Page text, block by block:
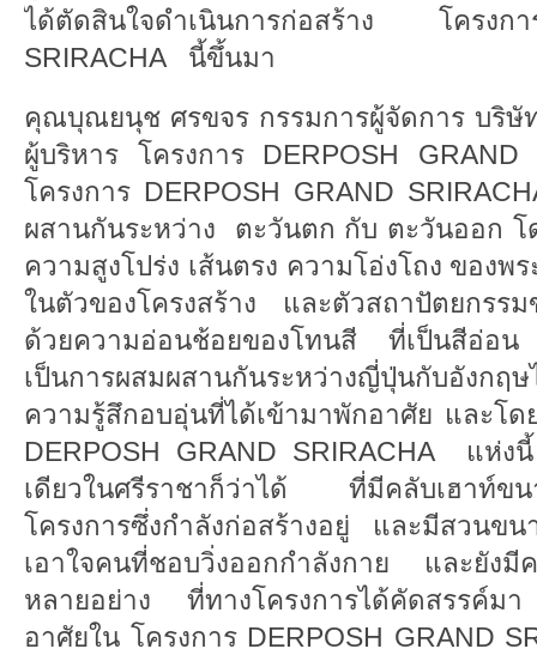
ได้ตัดสินใจดำเนินการก่อสร้าง โครงก
SRIRACHA นี้ขึ้นมา
คุณบุณยนุช ศรขจร กรรมการผู้จัดการ บริ
ผู้บริหาร โครงการ DERPOSH
โครงการ DERPOSH GRAND
ผสานกันระหว่าง ตะวันตก กับ ตะวันออก โ
ความสูงโปร่ง เส้นตรง ความโอ่งโถง ของพ
ในตัวของโครงสร้าง และตัวสถาปัตยกรร
ด้วยความอ่อนช้อยของโทนสี ที่เป็นสีอ่อน
เป็นการผสมผสานกันระหว่างญี่ปุ่นกับอังก
ความรู้สึกอบอุ่นที่ได้เข้ามาพักอาศัย และโ
DERPOSH GRAND SRIRACHA แห่ง
เดียวในศรีราชาก็ว่าได้ ที่มีคลับเฮาท์
โครงการซึ่งกำลังก่อสร้างอยู่ และมีสวน
เอาใจคนที่ชอบวิ่งออกกำลังกาย และยังมี
หลายอย่าง ที่ทางโครงการได้คัดสรรค์ม
อาศัยใน โครงการ DERPOSH GRAND